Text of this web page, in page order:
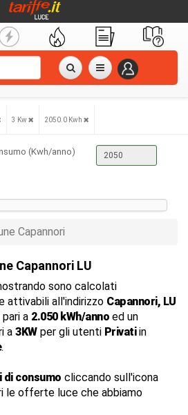
3 Kw 2050.0 Kwh
(Kwh/anno)
Capannori
Capannori LU
sono calcolati
attivabili all'indirizzo Capannori, LU
a 2.050 kWh/anno ed un
a 3KWper gli utenti Privatiin
.
di consumo cliccando sull'icona
le offerte luce che abbiamo